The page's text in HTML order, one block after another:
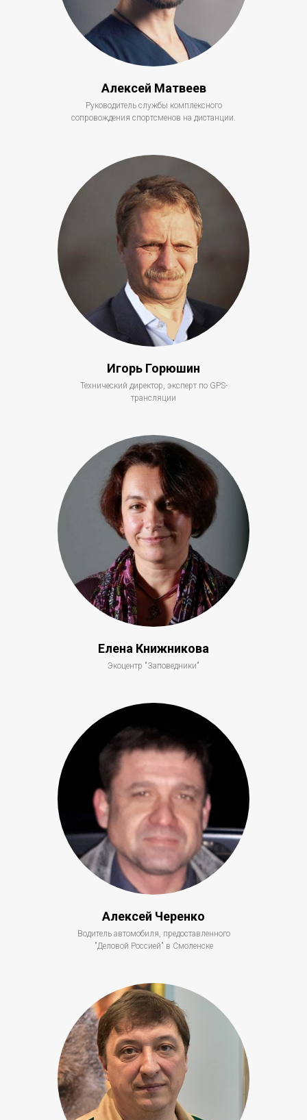
Алексей Матвеев
Руководитель службы комплексного
сопровождения спортсменов на дистанции.
Игорь Горюшин
Технический директор, эксперт по GPS-
трансляции
Елена Книжникова
Экоцентр "Заповедники"
Алексей Черенко
Водитель автомобиля, предоставленного
"Деловой Россией" в Смоленске